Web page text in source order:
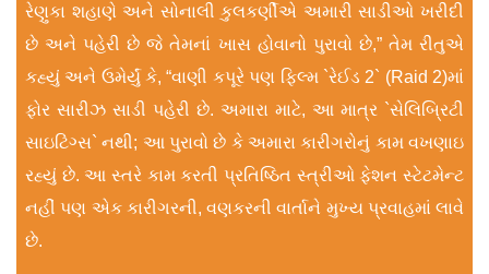
રેણુકા શહાણે અને સોનાલી કુલકર્ણીએ અમારી સાડીઓ ખરીદી
છે અને પહેરી છે જે તેમનાં ખાસ હોવાનો પુરાવો છે,” તેમ રીતુએ
કહ્યું અને ઉમેર્યું કે, “વાણી કપૂરે પણ ફિલ્મ `રેઈડ 2` (Raid 2)માં
ફોર સારીઝ સાડી પહેરી છે. અમારા માટે, આ માત્ર `સેલિબ્રિટી
સાઇટિંગ્સ` નથી; આ પુરાવો છે કે અમારા કારીગરોનું કામ વખણાઇ
રહ્યું છે. આ સ્તરે કામ કરતી પ્રતિષ્ઠિત સ્ત્રીઓ ફેશન સ્ટેટમેન્ટ
નહીં પણ એક કારીગરની, વણકરની વાર્તાને મુખ્ય પ્રવાહમાં લાવે
છે.